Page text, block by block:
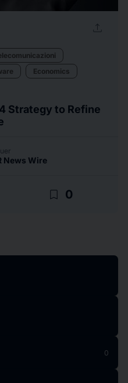
upload
Economics
Strategy to Refine
News Wire
bookmark_border 0
0